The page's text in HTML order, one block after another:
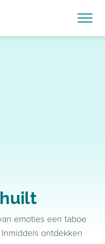
emoties een taboe
ontdekken